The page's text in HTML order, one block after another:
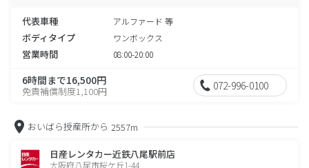
代表車種 アルファード 等
ボディタイプ ワンボックス
営業時間 08:00-20:00
6時間まで16,500円
免責補償制度1,100円 072-996-0100
おいばら授産所から 2557m
日産レンタカー近鉄八尾駅前店
大阪府八尾市桜ケ丘1-44